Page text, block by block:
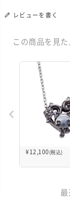
レビューを書く
この商品を見
¥ 12,100 (税込)
最